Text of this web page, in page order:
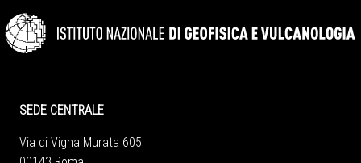
SEDE CENTRALE
Via di Vigna Murata 605